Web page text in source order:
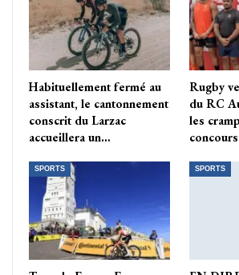
Habituellement fermé au
assistant, le cantonnement
conscrit du Larzac
accueillera un…
Rugby
du RC
les
SPORTS SPORTS